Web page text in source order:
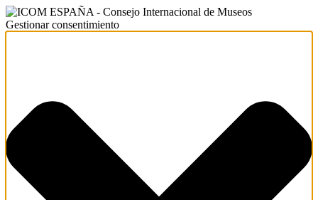
Gestionar consentimiento